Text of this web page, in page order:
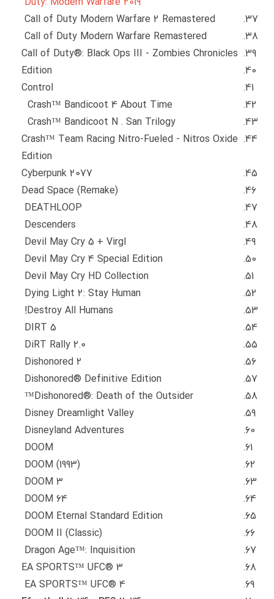
Call of Duty Modern Warfare 2 Remastered
Call of Duty Modern Warfare Remastered
Call of Duty®: Black Ops III - Zombies Chronicles
Edition
Control
Crash™ Bandicoot 4 About Time
Crash™ Bandicoot N . San Trilogy
Crash™ Team Racing Nitro-Fueled - Nitros Oxide
Edition
Cyberpunk 2077
Dead Space (Remake)
DEATHLOOP
Descenders
Devil May Cry 5 + Virgl
Devil May Cry 4 Special Edition
Devil May Cry HD Collection
Dying Light 2: Stay Human
Destroy All Humans!
DIRT 5
DiRT Rally 2.0
Dishonored 2
Dishonored® Definitive Edition
Dishonored®: Death of the Outsider™
Disney Dreamlight Valley
Disneyland Adventures
DOOM
DOOM (1993)
DOOM 3
DOOM 64
DOOM Eternal Standard Edition
DOOM II (Classic)
Dragon Age™: Inquisition
EA SPORTS™ UFC® 3
EA SPORTS™ UFC® 4